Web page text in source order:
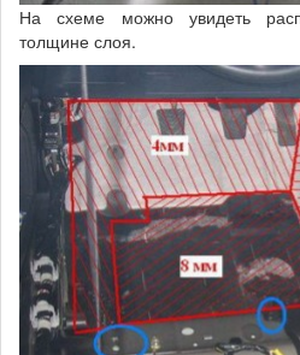
На схеме можно увидеть
толщине слоя.